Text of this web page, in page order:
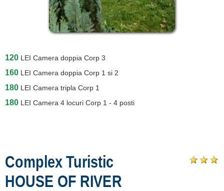
120 LEI Camera doppia Corp 3
160 LEI Camera doppia Corp 1 si 2
180 LEI Camera tripla Corp 1
180 LEI Camera 4 locuri Corp 1 - 4 posti
Complex Turistic
HOUSE OF RIVER